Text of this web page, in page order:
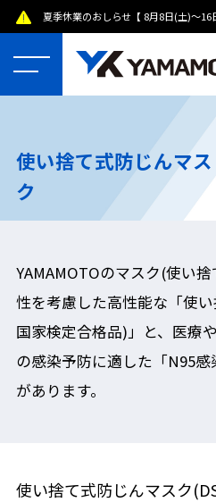
夏季休業のおしらせ【 8月8日(土)～16
使い捨て式防じんマス
ク
YAMAMOTOのマスク(使い
性を考慮した高性能な「使
国家検定合格品)」と、医療
の感染予防に適した「N95
があります。
使い捨て式防じんマスク